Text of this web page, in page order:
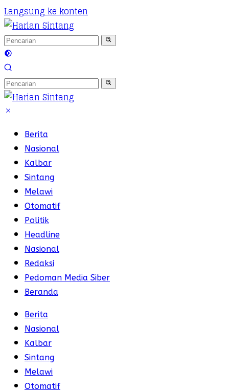
Langsung ke konten
Berita
Nasional
Kalbar
Sintang
Melawi
Otomatif
Politik
Headline
Nasional
Redaksi
Pedoman Media Siber
Beranda
Berita
Nasional
Kalbar
Sintang
Melawi
Otomatif